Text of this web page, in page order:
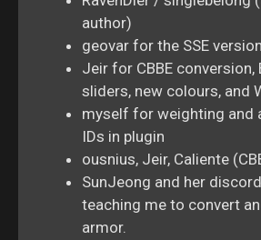
author)
geovar for the SSE version
Jeir for CBBE conversion,
sliders, new colours, and
myself for weighting and
IDs in plugin
ousnius, Jeir, Caliente
SunJeong and her
teaching me to convert
armor.